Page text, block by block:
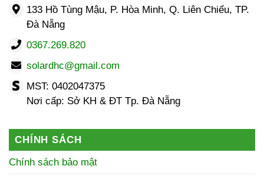
133 Hồ Tùng Mậu, P. Hòa Minh, Q. Liên Chiểu, TP.
Đà Nẵng
0367.269.820
solardhc@gmail.com
MST: 0402047375
Nơi cấp: Sở KH & ĐT Tp. Đà Nẵng
CHÍNH SÁCH
Chính sách bảo mật